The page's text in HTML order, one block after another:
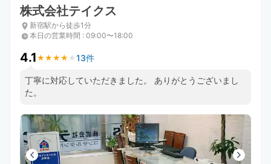
株式会社テイクス
新宿駅から徒歩1分
本日の営業時間 : 09:00〜18:00
4.1 ★ ★ ★ ★ ★
★ ★ ★ ★ ★ 13件
丁寧に対応していただきました。 ありがとうございまし
た。